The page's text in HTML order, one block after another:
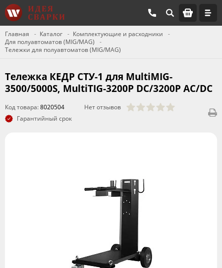
Главная Каталог
Комплектующие и расходники
Для полуавтоматов (MIG/MAG)
Тележки для полуавтоматов (MIG/MAG)
Тележка КЕДР СТУ-1 для MultiMIG-
3500/5000S, MultiTIG-3200P DC/3200P AC/DC
Код товара:8020504
Нет отзывов
Гарантийный срок